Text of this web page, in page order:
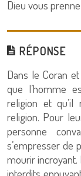
Dieu vous
RÉPONSE
Dans le Coran
que l’homme
religion et
religion. Pour
personne
s’empresser de
mourir incroyant.